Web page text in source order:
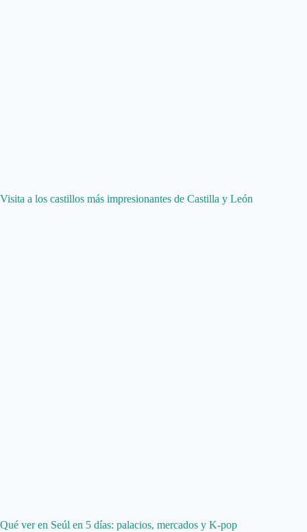
Visita a los castillos más impresionantes de Castilla y León
Qué ver en Seúl en 5 días: palacios, mercados y K-pop